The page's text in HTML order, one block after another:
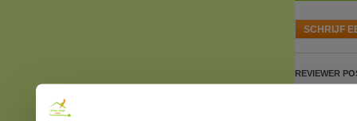
SCHRIJF
REVIEWER